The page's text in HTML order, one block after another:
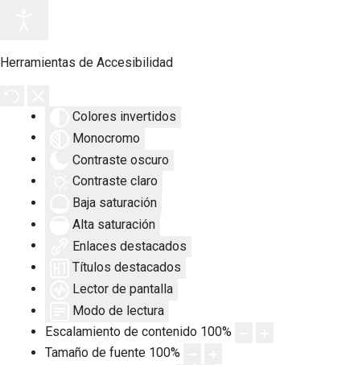
Herramientas de Accesibilidad
Colores invertidos
Monocromo
Contraste oscuro
Contraste claro
Baja saturación
Alta saturación
Enlaces destacados
Títulos destacados
Lector de pantalla
Modo de lectura
Escalamiento de contenido 100%
Tamaño de fuente 100%